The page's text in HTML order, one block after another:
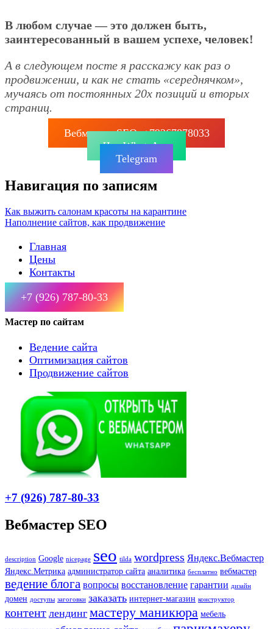
В любом случае — это должен быть,
заинтересованный в вашем успехе, человек!
А в следующем посте я расскажу как раз о
продвижении, и как не стать «середнячком»,
мучаясь от постоянных 20х позиций и вторых
страниц.
Вебмастер SEO: +79267878033
Чат WhatsApp
Telegram
Навигация по записям
Как выжить салонам красоты на карантине
Наполнение сайтов, как продвижение
Главная
Цены
Контакты
+7 (926) 787-80-33
Мастер по сайтам
Ведение сайта
Оптимизация сайтов
Продвижение сайтов
+7 (926) 787-80-33
Вебмастер SEO
description Google nicepage seo tilda wordpress Яндекс.Вебмастер
Яндекс.Метрика администратор сайта аналитика бесплатно вебмастер
ведение блога вопросы восстановление гарантии дизайн
домен доступы загоговки заказать интернет-магазин конструктор
контент лендинг мастеру маникюра мебель